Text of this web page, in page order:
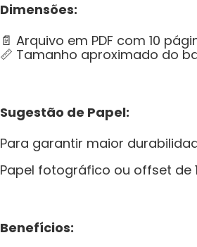
Dimensões:
📄 Arquivo em PDF com 10
📏 Tamanho aproximado do
Sugestão de Papel:
Para garantir maior
Papel fotográfico ou offset de
Benefícios: